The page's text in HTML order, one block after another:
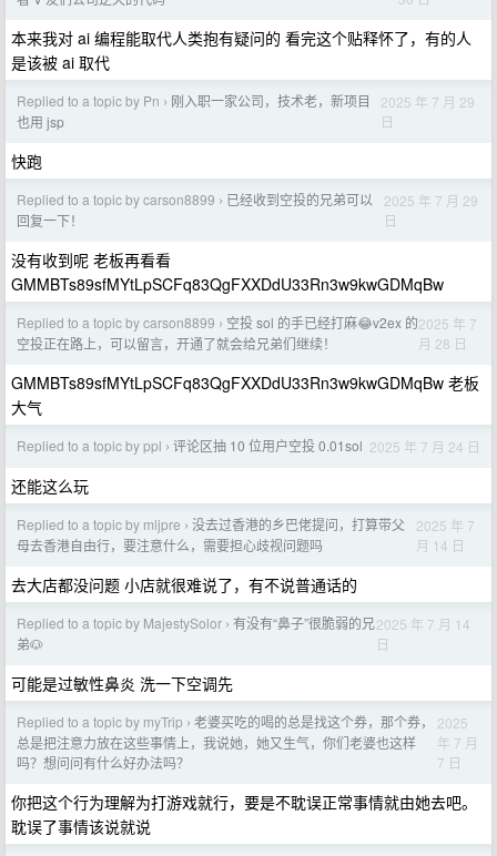
本来我对 ai 编程能取代人类抱有疑问的 看完这个贴释怀了，有的人
是该被 ai 取代
Replied to a topic by Pn › 刚入职一家公司，技术老，新项目
也用 jsp
2025 年 7 月 29
日
快跑
Replied to a topic by carson8899 › 已经收到空投的兄弟可以
回复一下！
2025 年 7 月 29
日
没有收到呢 老板再看看
GMMBTs89sfMYtLpSCFq83QgFXXDdU33Rn3w9kwGDMqBw
Replied to a topic by carson8899 › 空投 sol 的手已经打麻😂v2ex 的
空投正在路上，可以留言，开通了就会给兄弟们继续！
2025 年 7
月 28 日
GMMBTs89sfMYtLpSCFq83QgFXXDdU33Rn3w9kwGDMqBw 老板
大气
Replied to a topic by ppl › 评论区抽 10 位用户空投 0.01sol 2025 年 7 月 24 日
还能这么玩
Replied to a topic by mljpre › 没去过香港的乡巴佬提问，打算带父
母去香港自由行，要注意什么，需要担心歧视问题吗
2025 年 7
月 14 日
去大店都没问题 小店就很难说了，有不说普通话的
Replied to a topic by MajestySolor › 有没有“鼻子”很脆弱的兄
弟🐶
2025 年 7 月 14
日
可能是过敏性鼻炎 洗一下空调先
Replied to a topic by myTrip › 老婆买吃的喝的总是找这个券，那个券，
总是把注意力放在这些事情上，我说她，她又生气，你们老婆也这样
吗？想问问有什么好办法吗？
2025
年 7 月
7 日
你把这个行为理解为打游戏就行，要是不耽误正常事情就由她去吧。
耽误了事情该说就说